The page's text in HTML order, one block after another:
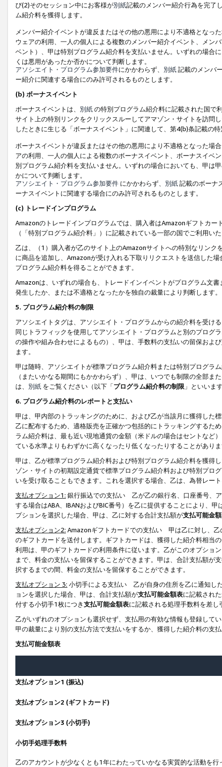
び(2)そのセッション中にお客様が別紙記載のメンバー紹介行為を完了
ム紹介料を獲得します。
メンバー紹介イベントが違反またはその他の悪用により不適格となっ
ウェアの利用、一人の個人による複数のメンバー紹介イベント、メン
ベント）、甲は特別プログラム紹介料を支払いません。いずれの場合
くは悪用があったか否かについて判断します。
アソシエイト・プログラム参加要件にかかわらず、 別紙記載のメンバ
ー紹介に関連する場合にのみ許可されるものとします。
(b) ボーナスイベント
ボーナスイベントは、 別紙の特別プログラム紹介料に記載された国で
サイト上の特別リンクをクリックスルーしてアマゾン・サイトを訪問
したときに生じる「ボーナスイベント」に関連して、第4(b)条記載の
ボーナスイベントが違反またはその他の悪用により不適格となった場
アの利用、一人の個人による複数のボーナスイベント、ボーナスイベ
別プログラム紹介料を支払いません。いずれの場合においても、甲は
かについて判断します。
アソシエイト・プログラム参加要件 にかかわらず、 別紙記載のボーナ
ーナスイベントに関連する場合にのみ許可されるものとします。
(c) トレードインプログラム
Amazonのトレードインプログラムでは、購入者はAmazonギフトカ
（「特別プログラム紹介料」）に記載されている一部の国でご利用い
乙は、（1）購入者が乙のサイト上のAmazonサイトへの特別なリン
に商品を追加し、Amazonが受け入れる下取りリクエストを送信した
プログラム紹介料を得ることができます。
Amazonは、いずれの場合も、トレードインイベントがプログラム文
発生したか、または不適格となったかを独自の裁量により判断します。
5. プログラム紹介料の制限
アソシエイトタグは、アソシエイト・プログラムからの紹介料を受け
同じトラフィックを使用してアソシエイト・プログラムと別のプログ
の操作や組み合わせによるもの）、甲は、手数料の支払いの留保およ
ます。
甲は随時、アソシエイトが標準プログラム紹介料または特別プログラ
（またいかなる期間にもかかわらず）、甲は、いつでも制限の全部
は、 別紙 をご覧ください（以下「プログラム紹介料の制限 」といいま
6. プログラム紹介料のレポートと支払い
甲は、甲内部のトラッキングのために、および乙が当該月に獲得した
乙に配布するため、適格販売を正確かつ包括的にトラッキングするた
ラム紹介料は、最も近い現地通貨の金額（米ドルの場合はセントなど
ている水準よりもわずかに高くなったり低くなったりすることがあり
甲は、乙が標準プログラム紹介料および特別プログラム紹介料を獲得
ゾン・サイトの初期設定通貨で標準プログラム紹介料および特別プロ
いを受け取ることもできます。これを選択する場合、乙は、為替レー
支払オプション1: 銀行振込での支払い 乙が乙の銀行名、口座番号、
する場合はABA、IBANおよびBIC番号）を乙に提供することにより、
プションを選択した場合、甲は、乙に対する合計支払額が支払可能金
支払オプション2: Amazonギフトカードでの支払い 甲は乙に対し、乙
のギフトカードを送付します。ギフトカードは、獲得した紹介料相当
利用は、甲のギフトカードの利用条件に従います。乙がこのオプショ
まで、料金の支払いを留保することができます。甲は、合計支払額が
択するまでの間、料金の支払いを留保することができます。
支払オプション 3: 小切手による支払い 乙が自身の住所を乙に通知し
ョンを選択した場合、甲は、合計支払額が支払可能金額表に記載され
付する小切手1枚につき支払可能金額表に記載される処理手数料を差し
乙がいずれのオプションも選択せず、支払用の有効な情報も登録して
甲の裁量により別の支払方法で支払いをするか、獲得した紹介料の支
支払可能金額表
支払オプション1 (振込)
支払オプション2 (ギフトカード)
支払オプション3 (小切手)
小切手処理手数料
乙のアカウントが少なくとも1年にわたっていかなる実質的な活動を